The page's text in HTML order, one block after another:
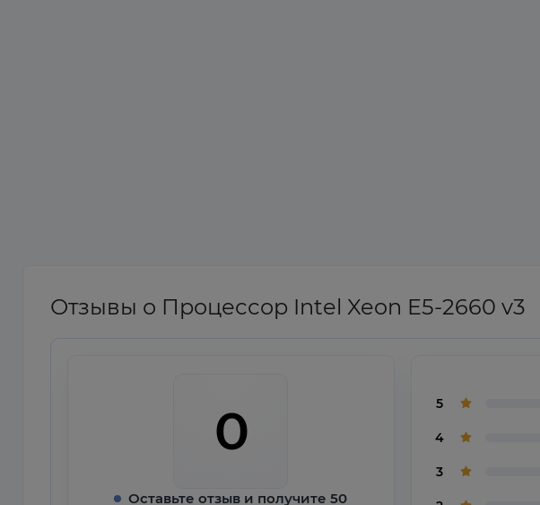
Отзывы о Процессор Intel Xeon E5-2660 v3
0
Оставьте отзыв и получите 50
5
4
3